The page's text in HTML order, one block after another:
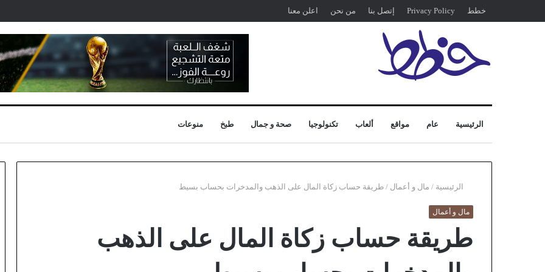
خطط Privacy Policy إتصل بنا من نحن اعلن معنا
الرئيسية عام مواقع ألعاب تكنولوجيا صحة و جمال طبخ منوعات
الرئيسية / مال و أعمال / طريقة حساب زكاة المال على الذهب والمدخرات بحساب بسيط
مال و أعمال
طريقة حساب زكاة المال على الذهب